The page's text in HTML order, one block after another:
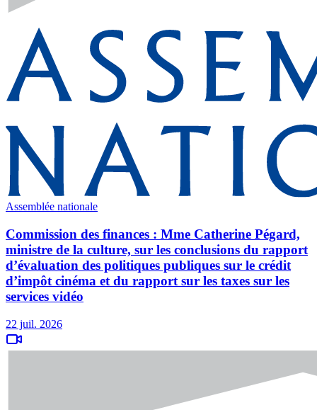
Assemblée nationale
Commission des finances : Mme Catherine Pégard,
ministre de la culture, sur les conclusions du rapport
d’évaluation des politiques publiques sur le crédit
d’impôt cinéma et du rapport sur les taxes sur les
services vidéo
22 juil. 2026